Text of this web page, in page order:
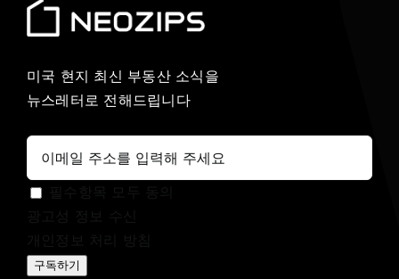
미국 현지 최신 부동산 소식을
뉴스레터로 전해드립니다
구독하기